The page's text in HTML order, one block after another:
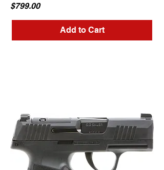
Price
$799.00
Add to Cart